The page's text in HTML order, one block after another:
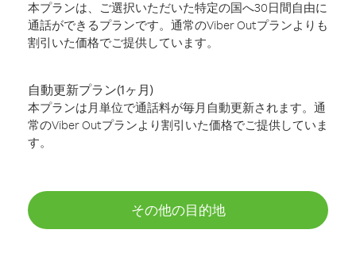
本プランは、ご選択いただいた特定の国へ30日間自由に
通話ができるプランです。通常のViber Outプランよりも
割引いた価格でご提供しています。
自動更新プラン(1ヶ月)
本プランは月単位で通話料が毎月自動更新されます。通
常のViber Outプランより割引いた価格でご提供していま
す。
その他の目的地